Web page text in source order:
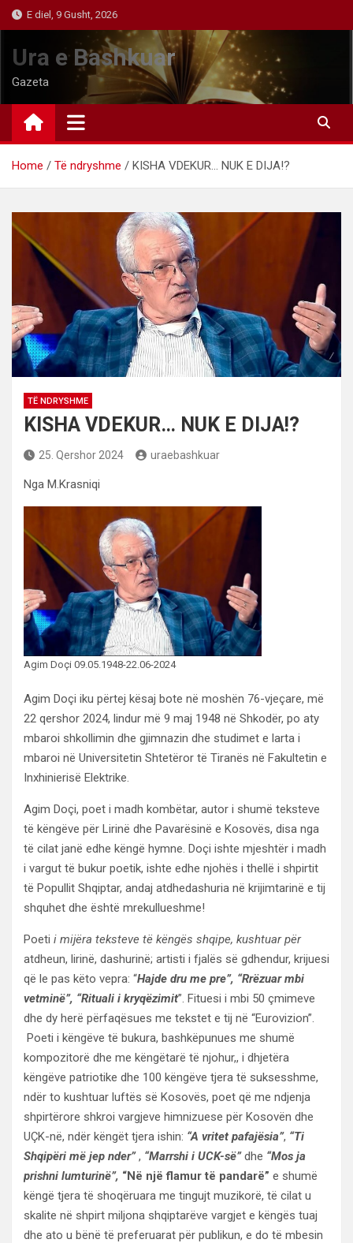
Skip
to
content
E diel, 9 Gusht, 2026
Ura e Bashkuar
Gazeta
Home Të ndryshme KISHA VDEKUR… NUK E DIJA!?
TË NDRYSHME
KISHA VDEKUR… NUK E DIJA!?
25. Qershor 2024 uraebashkuar
Nga M.Krasniqi
Agim Doçi 09.05.1948-22.06-2024
Agim Doçi iku përtej kësaj bote në moshën 76-vjeçare, më
22 qershor 2024, lindur më 9 maj 1948 në Shkodër, po aty
mbaroi shkollimin dhe gjimnazin dhe studimet e larta i
mbaroi në Universitetin Shtetëror të Tiranës në Fakultetin e
Inxhinierisë Elektrike.
Agim Doçi, poet i madh kombëtar, autor i shumë teksteve
të këngëve për Lirinë dhe Pavarësinë e Kosovës, disa nga
të cilat janë edhe këngë hymne. Doçi ishte mjeshtër i madh
i vargut të bukur poetik, ishte edhe njohës i thellë i shpirtit
të Popullit Shqiptar, andaj atdhedashuria në krijimtarinë e tij
shquhet dhe është mrekullueshme!
Poeti i mijëra teksteve të këngës shqipe, kushtuar për
atdheun, lirinë, dashurinë; artisti i fjalës së gdhendur, krijuesi
që le pas këto vepra: “Hajde dru me pre”, “Rrëzuar mbi
vetminë”, “Rituali i kryqëzimit”. Fituesi i mbi 50 çmimeve
dhe dy herë përfaqësues me tekstet e tij në “Eurovizion”.
Poeti i këngëve të bukura, bashkëpunues me shumë
kompozitorë dhe me këngëtarë të njohur,, i dhjetëra
këngëve patriotike dhe 100 këngëve tjera të suksesshme,
ndër to kushtuar luftës së Kosovës, poet që me ndjenja
shpirtërore shkroi vargjeve himnizuese për Kosovën dhe
UÇK-në, ndër këngët tjera ishin: “A vritet pafajësia”, “Ti
Shqipëri më jep nder”, “Marrshi i UCK-së”dhe “Mos ja
prishni lumturinë”, “Në një flamur të pandarë” e shumë
këngë tjera të shoqëruara me tingujt muzikorë, të cilat u
skalite në shpirt miljona shqiptarëve vargjet e këngës tuaj
dhe ato u bënë të preferuarat për publikun, e do të mbesin